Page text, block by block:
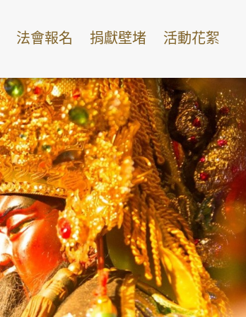
法會報名 捐獻壁堵 活動花絮